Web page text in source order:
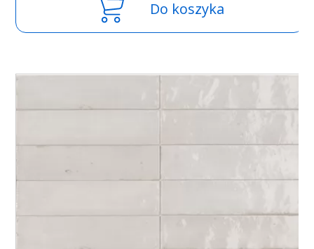
Do koszyka